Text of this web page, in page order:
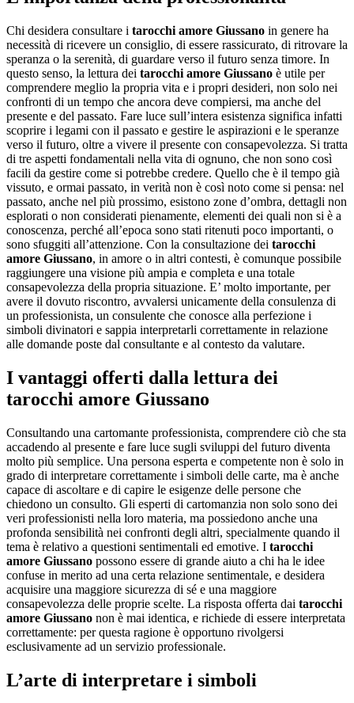
Chi desidera consultare i tarocchi amore Giussano in genere ha
necessità di ricevere un consiglio, di essere rassicurato, di ritrovare la
speranza o la serenità, di guardare verso il futuro senza timore. In
questo senso, la lettura dei tarocchi amore Giussano è utile per
comprendere meglio la propria vita e i propri desideri, non solo nei
confronti di un tempo che ancora deve compiersi, ma anche del
presente e del passato. Fare luce sull’intera esistenza significa infatti
scoprire i legami con il passato e gestire le aspirazioni e le speranze
verso il futuro, oltre a vivere il presente con consapevolezza. Si tratta
di tre aspetti fondamentali nella vita di ognuno, che non sono così
facili da gestire come si potrebbe credere. Quello che è il tempo già
vissuto, e ormai passato, in verità non è così noto come si pensa: nel
passato, anche nel più prossimo, esistono zone d’ombra, dettagli non
esplorati o non considerati pienamente, elementi dei quali non si è a
conoscenza, perché all’epoca sono stati ritenuti poco importanti, o
sono sfuggiti all’attenzione. Con la consultazione dei tarocchi
amore Giussano, in amore o in altri contesti, è comunque possibile
raggiungere una visione più ampia e completa e una totale
consapevolezza della propria situazione. E’ molto importante, per
avere il dovuto riscontro, avvalersi unicamente della consulenza di
un professionista, un consulente che conosce alla perfezione i
simboli divinatori e sappia interpretarli correttamente in relazione
alle domande poste dal consultante e al contesto da valutare.
I vantaggi offerti dalla lettura dei
tarocchi amore Giussano
Consultando una cartomante professionista, comprendere ciò che sta
accadendo al presente e fare luce sugli sviluppi del futuro diventa
molto più semplice. Una persona esperta e competente non è solo in
grado di interpretare correttamente i simboli delle carte, ma è anche
capace di ascoltare e di capire le esigenze delle persone che
chiedono un consulto. Gli esperti di cartomanzia non solo sono dei
veri professionisti nella loro materia, ma possiedono anche una
profonda sensibilità nei confronti degli altri, specialmente quando il
tema è relativo a questioni sentimentali ed emotive. I tarocchi
amore Giussano possono essere di grande aiuto a chi ha le idee
confuse in merito ad una certa relazione sentimentale, e desidera
acquisire una maggiore sicurezza di sé e una maggiore
consapevolezza delle proprie scelte. La risposta offerta dai tarocchi
amore Giussano non è mai identica, e richiede di essere interpretata
correttamente: per questa ragione è opportuno rivolgersi
esclusivamente ad un servizio professionale.
L’arte di interpretare i simboli